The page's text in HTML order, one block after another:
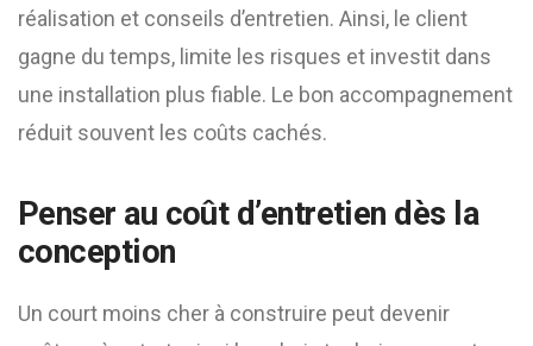
réalisation et conseils d’entretien. Ainsi, le client
gagne du temps, limite les risques et investit dans
une installation plus fiable. Le bon accompagnement
réduit souvent les coûts cachés.
Penser au coût d’entretien dès la
conception
Un court moins cher à construire peut devenir